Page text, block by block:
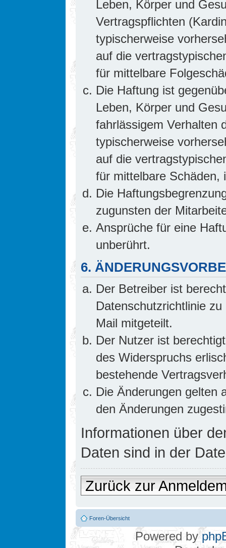
Leben, Körper und
Vertragspflichten
typischerweise
auf die
für mittelbare
Die Haftung ist
Leben, Körper und
fahrlässigem Verhalten
typischerweise
auf die
für mittelbare Schäden,
Die
zugunsten der
Ansprüche für eine
unberührt.
6.
Der Betreiber ist
Datenschutzrichtlinie
Mail mitgeteilt.
Der Nutzer ist
des Widerspruchs
bestehende
Die Änderungen gelten
den Änderungen
Informationen über
Daten sind in der
Zurück zur
Foren-Übersicht
Powered by